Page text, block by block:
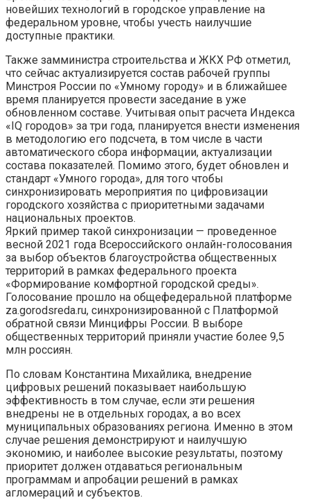
новейших технологий в городское управление на
федеральном уровне, чтобы учесть наилучшие
доступные практики.
Также замминистра строительства и ЖКХ РФ отметил,
что сейчас актуализируется состав рабочей группы
Минстроя России по «Умному городу» и в ближайшее
время планируется провести заседание в уже
обновленном составе. Учитывая опыт расчета Индекса
«IQ городов» за три года, планируется внести изменения
в методологию его подсчета, в том числе в части
автоматического сбора информации, актуализации
состава показателей. Помимо этого, будет обновлен и
стандарт «Умного города», для того чтобы
синхронизировать мероприятия по цифровизации
городского хозяйства с приоритетными задачами
национальных проектов.
Яркий пример такой синхронизации — проведенное
весной 2021 года Всероссийского онлайн-голосования
за выбор объектов благоустройства общественных
территорий в рамках федерального проекта
«Формирование комфортной городской среды».
Голосование прошло на общефедеральной платформе
za.gorodsreda.ru, синхронизированной с Платформой
обратной связи Минцифры России. В выборе
общественных территорий приняли участие более 9,5
млн россиян.
По словам Константина Михайлика, внедрение
цифровых решений показывает наибольшую
эффективность в том случае, если эти решения
внедрены не в отдельных городах, а во всех
муниципальных образованиях региона. Именно в этом
случае решения демонстрируют и наилучшую
экономию, и наиболее высокие результаты, поэтому
приоритет должен отдаваться региональным
программам и апробации решений в рамках
агломераций и субъектов.